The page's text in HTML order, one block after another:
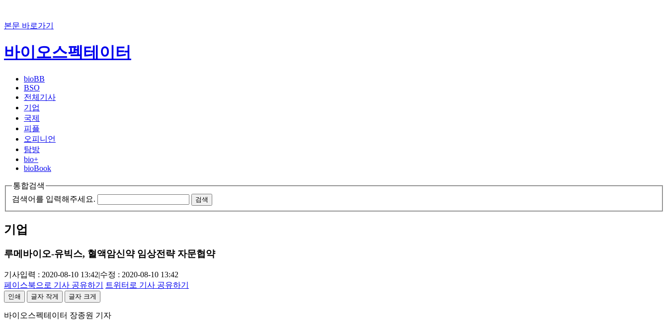
본문 바로가기
바이오스펙테이터
bioBB
BSO
전체기사
기업
국제
피플
오피니언
탐방
bio+
bioBook
통합검색
검색어를 입력해주세요.
검색
기업
루메바이오-유빅스, 혈액암신약 임상전략 자문협약
기사입력 : 2020-08-10 13:42|수정 : 2020-08-10 13:42
페이스북으로 기사 공유하기
트위터로 기사 공유하기
인쇄 글자 작게 글자 크게
바이오스펙테이터 장종원 기자